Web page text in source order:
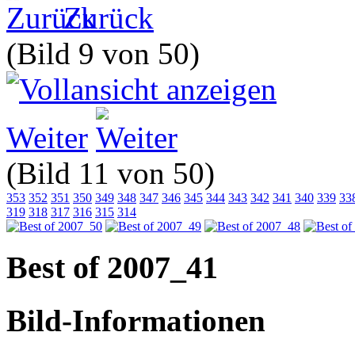
Zurück
(Bild 9 von 50)
Weiter
(Bild 11 von 50)
353 352 351 350 349 348 347 346 345 344 343 342 341 340 339
319 318 317 316 315 314
Best of 2007_41
Bild-Informationen